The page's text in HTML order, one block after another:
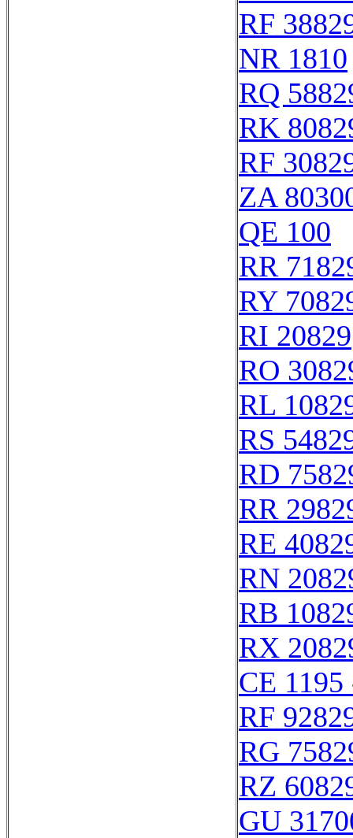
RF
NR 1810
RQ
RK
RF
ZA
QE 100
RR
RY
RI 20829
RO
RL
RS
RD
RR
RE
RN
RB
RX
CE
RF
RG
RZ
GU